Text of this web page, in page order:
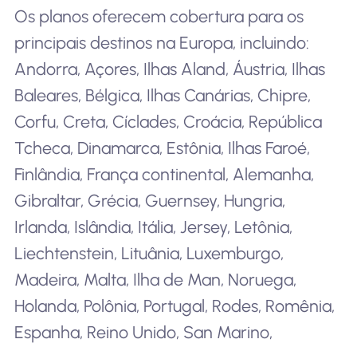
Os planos oferecem cobertura para os
principais destinos na Europa, incluindo:
Andorra, Açores, Ilhas Aland, Áustria, Ilhas
Baleares, Bélgica, Ilhas Canárias, Chipre,
Corfu, Creta, Cíclades, Croácia, República
Tcheca, Dinamarca, Estônia, Ilhas Faroé,
Finlândia, França continental, Alemanha,
Gibraltar, Grécia, Guernsey, Hungria,
Irlanda, Islândia, Itália, Jersey, Letônia,
Liechtenstein, Lituânia, Luxemburgo,
Madeira, Malta, Ilha de Man, Noruega,
Holanda, Polônia, Portugal, Rodes, Romênia,
Espanha, Reino Unido, San Marino,